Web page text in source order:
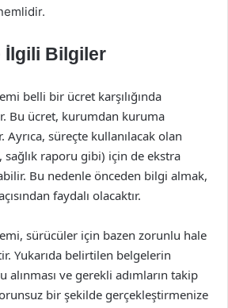
İlgili Bilgiler
belli bir ücret karşılığında
Bu ücret, kurumdan kuruma
süreçte kullanılacak olan
raporu gibi) için de ekstra
Bu nedenle önceden bilgi almak,
faydalı olacaktır.
sürücüler için bazen zorunlu hale
Yukarıda belirtilen belgelerin
alınması ve gerekli adımların takip
bir şekilde gerçekleştirmenize